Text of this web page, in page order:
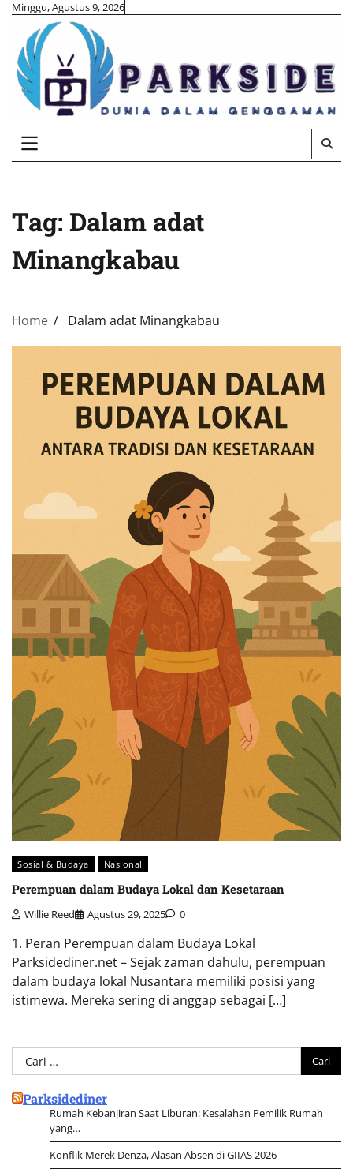
Skip
content
Minggu, Agustus 9, 2026
Tag: Dalam adat
Minangkabau
Home Dalam adat Minangkabau
Sosial & Budaya Nasional
Perempuan dalam Budaya Lokal dan Kesetaraan
Willie Reed Agustus 29, 2025 0
1. Peran Perempuan dalam Budaya Lokal
Parksidediner.net – Sejak zaman dahulu, perempuan
dalam budaya lokal Nusantara memiliki posisi yang
istimewa. Mereka sering di anggap sebagai […]
Cari
untuk:
Parksidediner
Rumah Kebanjiran Saat Liburan: Kesalahan Pemilik Rumah
yang…
Konflik Merek Denza, Alasan Absen di GIIAS 2026